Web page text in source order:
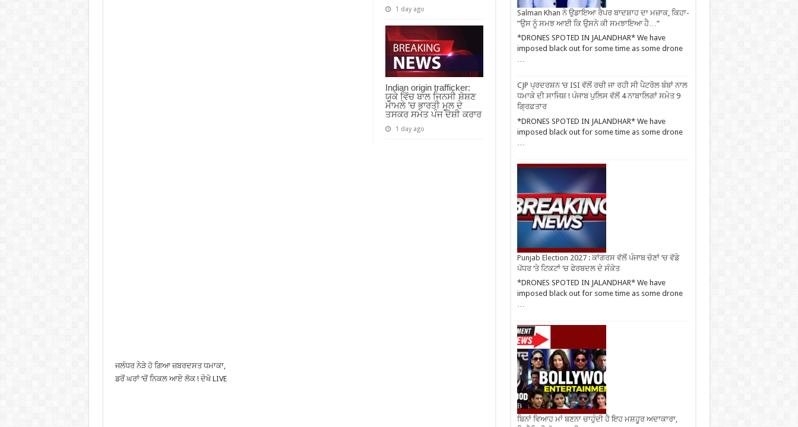
1 day ago
Indian origin trafficker:
ਯੂਕੇ ਵਿੱਚ ਬਾਲ ਜਿਨਸੀ ਸ਼ੋਸ਼ਣ
ਮਾਮਲੇ ’ਚ ਭਾਰਤੀ ਮੂਲ ਦੇ
ਤਸਕਰ ਸਮੇਤ ਪੰਜ ਦੋਸ਼ੀ ਕਰਾਰ
1 day ago
ਜਲੰਧਰ ਨੇੜੇ ਹੋ ਗਿਆ ਜ਼ਬਰਦਸਤ ਧਮਾਕਾ,
ਡਰੋਂ ਘਰਾਂ ‘ਚੋਂ ਨਿਕਲ ਆਏ ਲੋਕ ! ਦੇਖੋ LIVE
Salman Khan ਨੇ ਉਡਾਇਆ ਰੈਪਰ ਬਾਦਸ਼ਾਹ ਦਾ ਮਜ਼ਾਕ, ਕਿਹਾ-
”ਉਸ ਨੂੰ ਸਮਝ ਆਈ ਕਿ ਉਸਨੇ ਕੀ ਸਮਝਾਇਆ ਹੈ…”
*DRONES SPOTED IN JALANDHAR* We have
imposed black out for some time as some drone
…
CJP ਪ੍ਰਦਰਸ਼ਨ ‘ਚ ISI ਵੱਲੋਂ ਰਚੀ ਜਾ ਰਹੀ ਸੀ ਪੈਟਰੋਲ ਬੰਬਾਂ ਨਾਲ
ਧਮਾਕੇ ਦੀ ਸਾਜਿਸ਼ ! ਪੰਜਾਬ ਪੁਲਿਸ ਵੱਲੋਂ 4 ਨਾਬਾਲਿਗਾਂ ਸਮੇਤ 9
ਗ੍ਰਿਫ਼ਤਾਰ
*DRONES SPOTED IN JALANDHAR* We have
imposed black out for some time as some drone
Punjab Election 2027 : ਕਾਂਗਰਸ ਵੱਲੋਂ ਪੰਜਾਬ ਚੋਣਾਂ ‘ਚ ਵੱਡੇ
ਪੱਧਰ ‘ਤੇ ਟਿਕਟਾਂ ‘ਚ ਫੇਰਬਦਲ ਦੇ ਸੰਕੇਤ
*DRONES SPOTED IN JALANDHAR* We have
imposed black out for some time as some drone
…
ਬਿਨਾਂ ਵਿਆਹ ਮਾਂ ਬਣਨਾ ਚਾਹੁੰਦੀ ਹੈ ਇਹ ਮਸ਼ਹੂਰ ਅਦਾਕਾਰਾ,